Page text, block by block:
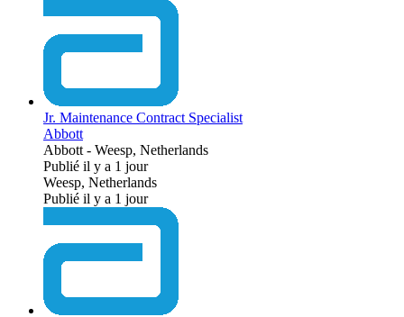
Jr. Maintenance Contract Specialist
Abbott
Abbott - Weesp, Netherlands
Publié il y a 1 jour
Weesp, Netherlands
Publié il y a 1 jour